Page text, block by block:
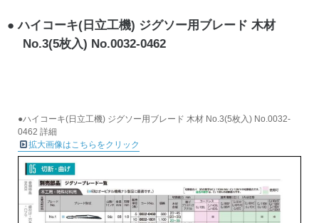
ハイコーキ(日立工機) ジグソー用ブレード 木材
No.3(5枚入) No.0032-0462
●ハイコーキ(日立工機) ジグソー用ブレード 木材 No.3(5枚入) No.0032-
0462 詳細
拡大画像はこちらをクリック